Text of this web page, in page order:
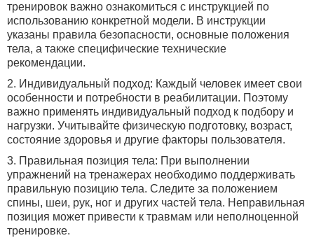
тренировок важно ознакомиться с инструкцией по
использованию конкретной модели. В инструкции
указаны правила безопасности, основные положения
тела, а также специфические технические
рекомендации.
2. Индивидуальный подход: Каждый человек имеет свои
особенности и потребности в реабилитации. Поэтому
важно применять индивидуальный подход к подбору и
нагрузки. Учитывайте физическую подготовку, возраст,
состояние здоровья и другие факторы пользователя.
3. Правильная позиция тела: При выполнении
упражнений на тренажерах необходимо поддерживать
правильную позицию тела. Следите за положением
спины, шеи, рук, ног и других частей тела. Неправильная
позиция может привести к травмам или неполноценной
тренировке.